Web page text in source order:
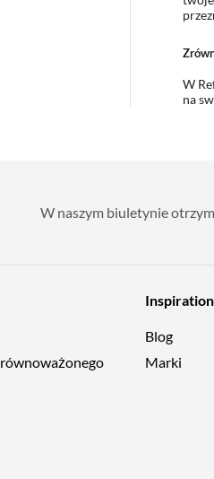
W
na
W naszym biuletynie
Inspiration
Blog
Marki